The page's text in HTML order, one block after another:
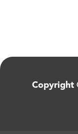
Copyright